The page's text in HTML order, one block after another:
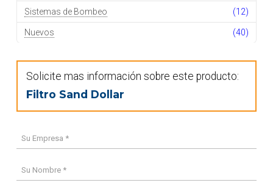
Sistemas de Bombeo (12)
Nuevos (40)
Solicite mas información sobre este producto:
Filtro Sand Dollar